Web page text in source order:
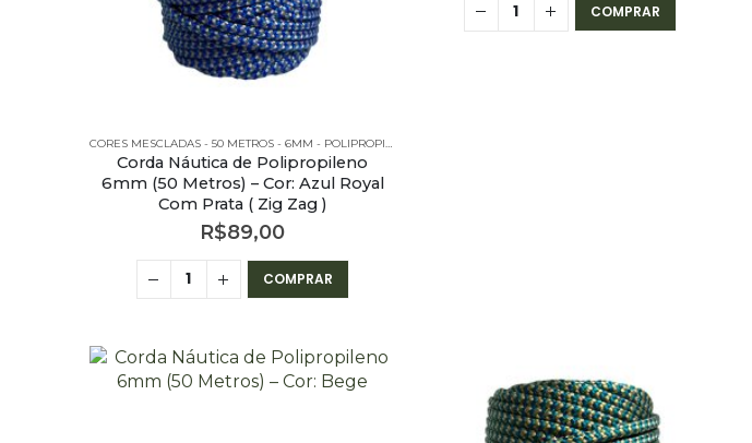
CORES MESCLADAS - 50 METROS - 6MM - POLIPROPILENO
Corda Náutica de Polipropileno
6mm (50 Metros) – Cor: Azul Royal
Com Prata ( Zig Zag )
R$89,00
COMPRAR
COMPRAR